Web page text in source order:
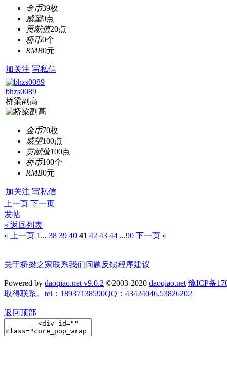
金币39枚
威望0点
贡献值20点
桥币0个
RMB0元
加关注 写私信
bhzs0089
桥梁副高
金币70枚
威望100点
贡献值100点
桥币100个
RMB0元
加关注 写私信
上一页 下一页
发帖
« 返回列表
« 上一页 1... 38 39 40 41 42 43 44 ...90 下一页 »
关于桥梁之家联系我们问题反馈程序建议
Powered by daoqiao.net v9.0.2 ©2003-2020 daoqiao.net 豫ICP备
取得联系。tel：18937138590QQ：43424046,53826202
返回顶部